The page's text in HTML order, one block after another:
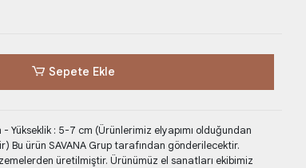
Sepete Ekle
: 5-7 cm (Ürünlerimiz elyapımı olduğundan
Bu ürün SAVANA Grup tarafından gönderilecektir.
üretilmiştir. Ürünümüz el sanatları ekibimiz